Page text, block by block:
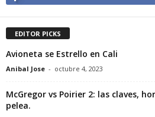
EDITOR PICKS
Avioneta se Estrello en Cali
Anibal Jose - octubre 4, 2023
McGregor vs Poirier 2: las claves,
pelea.